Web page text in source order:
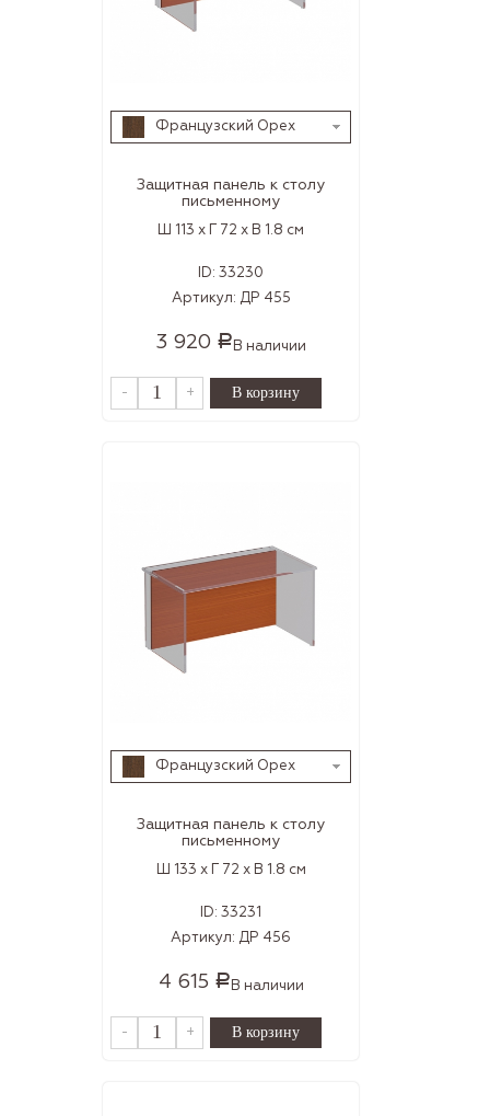
Французский Орех
Защитная панель к столу
письменному
Ш 113 x Г 72 x В 1.8 см
ID: 33230
Артикул: ДР 455
3 920 Р В наличии
- +
Французский Орех
Защитная панель к столу
письменному
Ш 133 x Г 72 x В 1.8 см
ID: 33231
Артикул: ДР 456
4 615 Р В наличии
- +